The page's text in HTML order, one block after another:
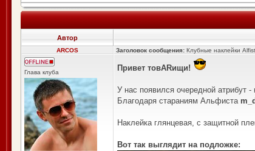
Автор
ARCOS Заголовок сообщения: Клубные наклейки
Глава клуба Привет товARищи!
У нас появился очередной атрибут -
Благодаря стараниям Альфиста m_d
Наклейка глянцевая, с защитной
Вот так выглядит на подложке: